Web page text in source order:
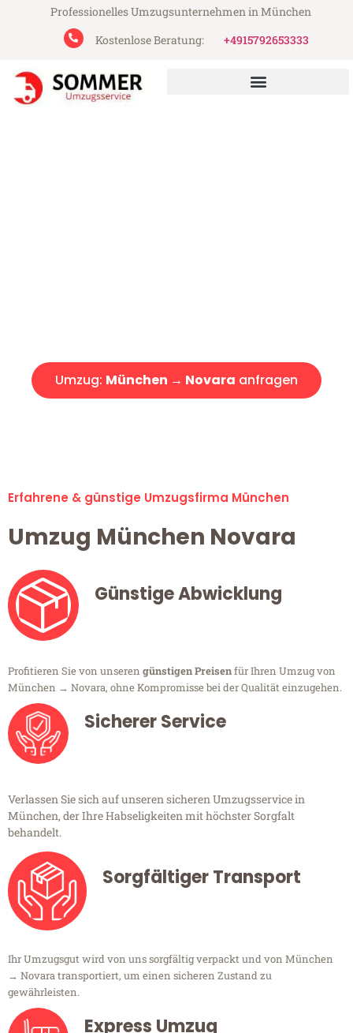
Professionelles Umzugsunternehmen in München
Kostenlose Beratung:
+4915792653333
Umzug: München → Novara anfragen
Erfahrene & günstige Umzugsfirma München
Umzug München Novara
Günstige Abwicklung
Profitieren Sie von unseren günstigen Preisenfür Ihren Umzug von
München → Novara, ohne Kompromisse bei der Qualität einzugehen.
Sicherer Service
Verlassen Sie sich auf unseren sicheren Umzugsservice in
München, der Ihre Habseligkeiten mit höchster Sorgfalt
behandelt.
Sorgfältiger Transport
Ihr Umzugsgut wird von uns sorgfältig verpackt und von München
→ Novara transportiert, um einen sicheren Zustand zu
gewährleisten.
Express Umzug